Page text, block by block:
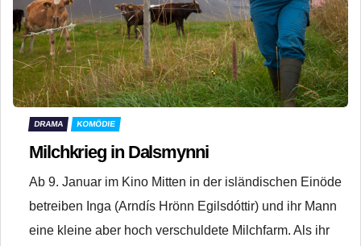
DRAMA KOMÖDIE
Milchkrieg in Dalsmynni
Ab 9. Januar im Kino Mitten in der isländischen Einöde
betreiben Inga (Arndís Hrönn Egilsdóttir) und ihr Mann
eine kleine aber hoch verschuldete Milchfarm. Als ihr